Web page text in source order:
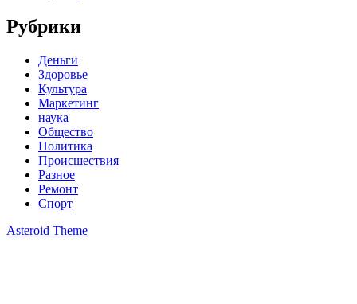
Рубрики
Деньги
Здоровье
Культура
Маркетинг
наука
Общество
Политика
Происшествия
Разное
Ремонт
Спорт
Asteroid Theme